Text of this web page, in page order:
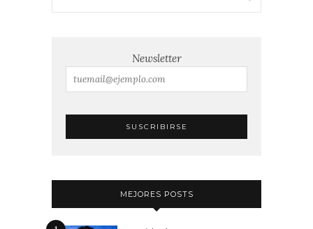
Newsletter
MEJORES POSTS